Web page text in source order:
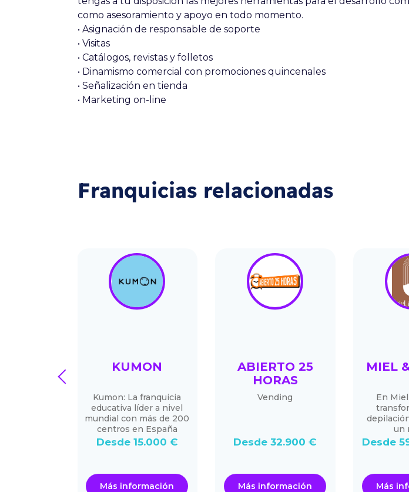
como asesoramiento y apoyo en todo momento.
• Asignación de responsable de soporte
• Visitas
• Catálogos, revistas y folletos
• Dinamismo comercial con promociones quincenales
• Señalización en tienda
• Marketing on-line
Franquicias relacionadas
KUMON
Kumon: La franquicia
educativa líder a nivel
mundial con más de 200
centros en España
Desde 15.000 €
Más información
ABIERTO 25
HORAS
Vending
Desde 32.900 €
Más información
MIEL
En
un
Desde
Más
prev